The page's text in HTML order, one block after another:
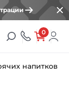
0
напитков